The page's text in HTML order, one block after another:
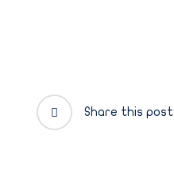
Share this post